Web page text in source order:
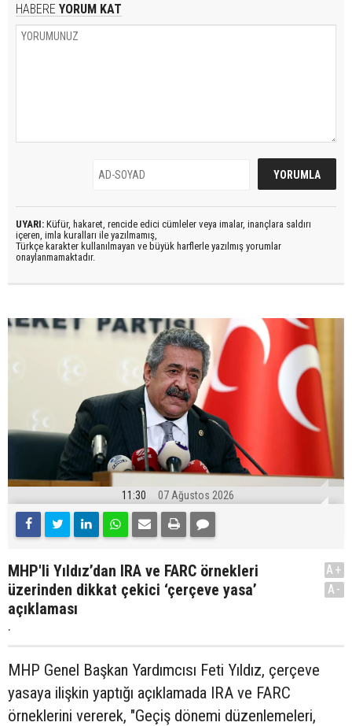
HABERE YORUM KAT
UYARI: Küfür, hakaret, rencide edici cümleler veya imalar, inançlara saldırı
içeren, imla kuralları ile yazılmamış,
Türkçe karakter kullanılmayan ve büyük harflerle yazılmış yorumlar
onaylanmamaktadır.
11:30 07 Ağustos 2026
MHP'li Yıldız’dan IRA ve FARC örnekleri
üzerinden dikkat çekici ‘çerçeve yasa’
açıklaması
.
A+
A-
MHP Genel Başkan Yardımcısı Feti Yıldız, çerçeve
yasaya ilişkin yaptığı açıklamada IRA ve FARC
örneklerini vererek, "Geçiş dönemi düzenlemeleri,